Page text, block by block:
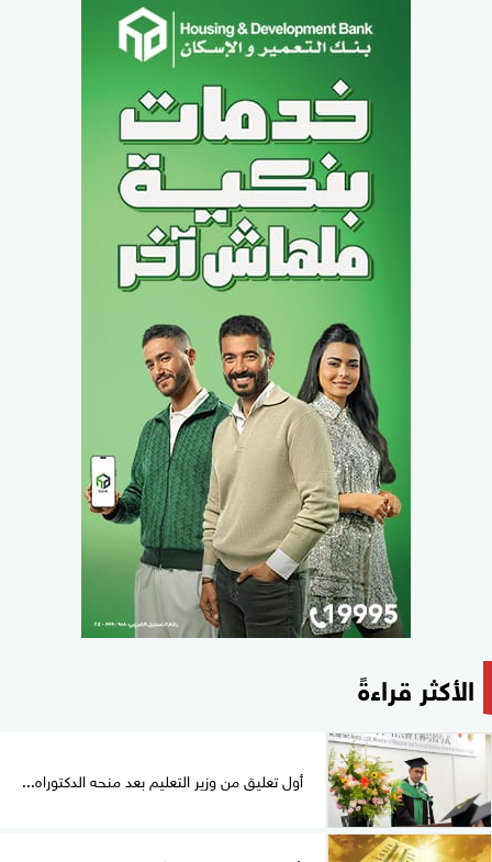
الأكثر قراءةً
أول تعليق من وزير التعليم بعد منحه الدكتوراه...